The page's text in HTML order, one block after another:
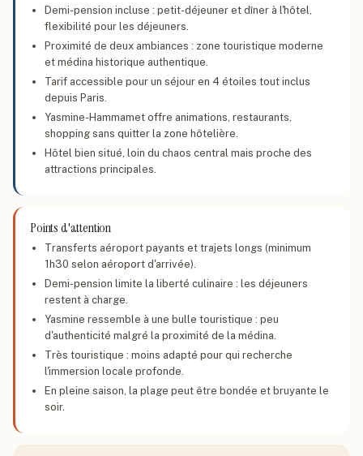
Demi-pension incluse : petit-déjeuner et dîner à l'hôtel,
flexibilité pour les déjeuners.
Proximité de deux ambiances : zone touristique moderne
et médina historique authentique.
Tarif accessible pour un séjour en 4 étoiles tout inclus
depuis Paris.
Yasmine-Hammamet offre animations, restaurants,
shopping sans quitter la zone hôtelière.
Hôtel bien situé, loin du chaos central mais proche des
attractions principales.
Points d'attention
Transferts aéroport payants et trajets longs (minimum
1h30 selon aéroport d'arrivée).
Demi-pension limite la liberté culinaire : les déjeuners
restent à charge.
Yasmine ressemble à une bulle touristique : peu
d'authenticité malgré la proximité de la médina.
Très touristique : moins adapté pour qui recherche
l'immersion locale profonde.
En pleine saison, la plage peut être bondée et bruyante le
soir.